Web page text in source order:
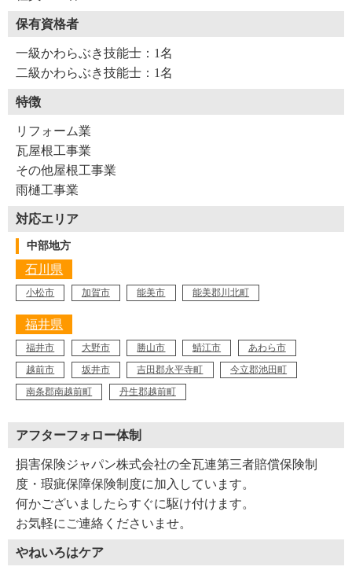
保有資格者
一級かわらぶき技能士：1名
二級かわらぶき技能士：1名
特徴
リフォーム業
瓦屋根工事業
その他屋根工事業
雨樋工事業
対応エリア
中部地方
石川県
小松市 加賀市 能美市 能美郡川北町
福井県
福井市 大野市 勝山市 鯖江市
あわら市
越前市
坂井市 吉田郡永平寺町
今立郡池田町
南条郡南越前町
丹生郡越前町
アフターフォロー体制
損害保険ジャパン株式会社の全瓦連第三者賠償保険制
度・瑕疵保障保険制度に加入しています。
何かございましたらすぐに駆け付けます。
お気軽にご連絡くださいませ。
やねいろはケア